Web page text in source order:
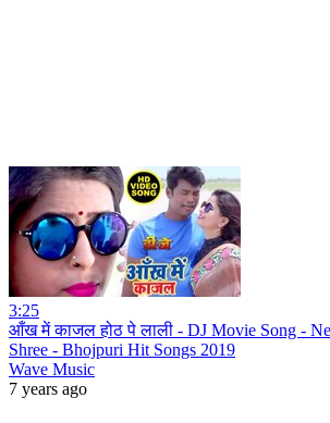
3:25
आँख में काजल होठ पे लाली - DJ Movie Song -
Shree - Bhojpuri Hit Songs 2019
Wave Music
7 years ago